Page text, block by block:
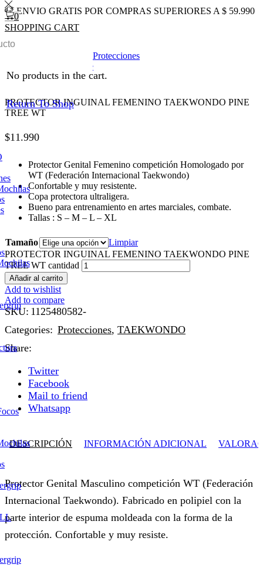
ENVIO GRATIS POR COMPRAS SUPERIORES A $ 59.990
0
SHOPPING CART
No products in the cart.
Return To Shop
Protecciones
Return to previous page
PROTECTOR INGUINAL FEMENINO TAEKWONDO PINE
TREE WT
$11.990
Protector Genital Femenino competición Homologado por
WT (Federación Internacional Taekwondo)
Confortable y muy resistente.
Copa protectora ultraligera.
Bueno para entrenamiento en artes marciales, combate.
Tallas : S – M – L – XL
Tamaño
Limpiar
PROTECTOR INGUINAL FEMENINO TAEKWONDO PINE
TREE WT cantidad
Añadir al carrito
Add to wishlist
Add to compare
SKU: 1125480582-
Categories: Protecciones, TAEKWONDO
Share:
Twitter
Facebook
Mail to friend
Whatsapp
DESCRIPCIÓN INFORMACIÓN ADICIONAL
Protector Genital Masculino competición WT (Federación
Internacional Taekwondo). Fabricado en polipiel con la
parte interior de espuma moldeada con la forma de la
protección. Confortable y muy resiste.